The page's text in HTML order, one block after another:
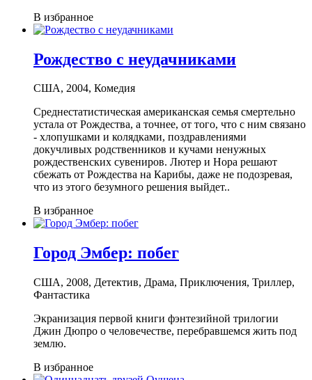
В избранное
Рождество с неудачниками
США, 2004, Комедия
Среднестатистическая американская семья смертельно
устала от Рождества, а точнее, от того, что с ним связано
- хлопушками и колядками, поздравлениями
докучливых родственников и кучами ненужных
рождественских сувениров. Лютер и Нора решают
сбежать от Рождества на Карибы, даже не подозревая,
что из этого безумного решения выйдет..
В избранное
Город Эмбер: побег
США, 2008, Детектив, Драма, Приключения, Триллер,
Фантастика
Экранизация первой книги фэнтезийной трилогии
Джин Дюпро о человечестве, перебравшемся жить под
землю.
В избранное